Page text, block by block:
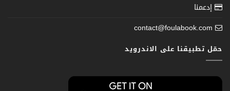
إدعمنا
contact@foulabook.com
حمّل تطبيقنا على الاندرويد